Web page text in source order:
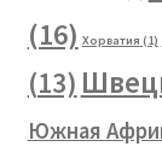
(16) Хорватия (1)
(13)
Южная